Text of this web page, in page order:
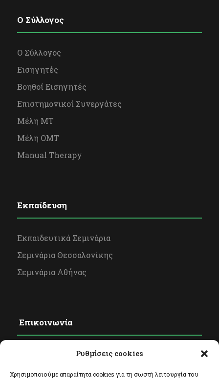
Ρυθμίσεις cookies
Χρησιμοποιούμε απαραίτητα cookies για τη σωστή λειτουργία του
O Σύλλογος
Ο Σύλλογος
Εισηγητές
Βοηθοί Εισηγητές
Επιστημονικοί Συνεργάτες
Μέλη ΜΤ
Μέλη OΜΤ
Manual Therapy
Εκπαίδευση
Εκπαιδευτικά Σεμινάρια
Σεμινάρια Θεσσαλονίκης
Σεμινάρια Αθήνας
Επικοινωνία
Φόρμα Επικοινωνίας
Facebook